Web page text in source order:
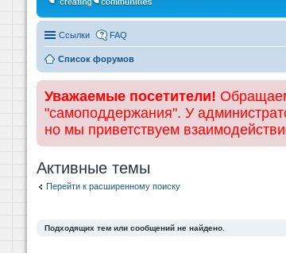
Ссылки FAQ
Список форумов
Уважаемые посетители!
"самоподдержания". У
но мы приветствуем
Активные темы
Перейти к расширенному поиску
Подходящих тем или сообщений не найдено.